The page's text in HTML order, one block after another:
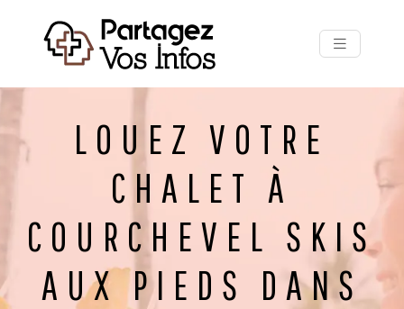
LOUEZ VOTRE
CHALET À
COURCHEVEL SKIS
AUX PIEDS DANS